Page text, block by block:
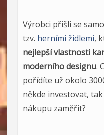
Výrobci přišli se
tzv. herními židlemi,
nejlepší vlastnosti
moderního designu.
pořídíte už okolo
někde investovat,
nákupu zaměřit?